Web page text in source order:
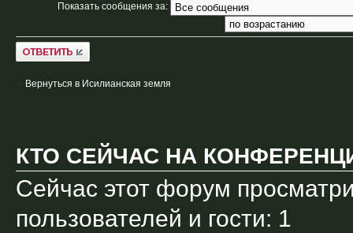
Показать сообщения за:
Ответить
Вернуться в Исилианская земля
КТО СЕЙЧАС НА
Сейчас этот форум
пользователей и гости: 1